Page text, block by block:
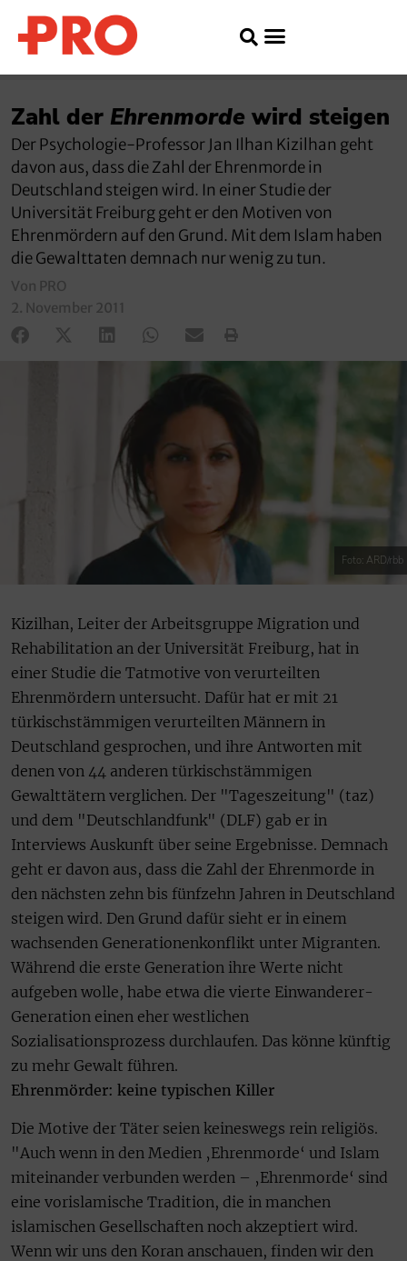
Zahl der Ehrenmorde wird steigen
Der Psychologie-Professor Jan Ilhan Kizilhan geht
davon aus, dass die Zahl der Ehrenmorde in
Deutschland steigen wird. In einer Studie der
Universität Freiburg geht er den Motiven von
Ehrenmördern auf den Grund. Mit dem Islam haben
die Gewalttaten demnach nur wenig zu tun.
Von PRO
2. November 2011
Foto: ARD/rbb
Kizilhan, Leiter der Arbeitsgruppe Migration und
Rehabilitation an der Universität Freiburg, hat in
einer Studie die Tatmotive von verurteilten
Ehrenmördern untersucht. Dafür hat er mit 21
türkischstämmigen verurteilten Männern in
Deutschland gesprochen, und ihre Antworten mit
denen von 44 anderen türkischstämmigen
Gewalttätern verglichen. Der "Tageszeitung" (taz)
und dem "Deutschlandfunk" (DLF) gab er in
Interviews Auskunft über seine Ergebnisse. Demnach
geht er davon aus, dass die Zahl der Ehrenmorde in
den nächsten zehn bis fünfzehn Jahren in Deutschland
steigen wird. Den Grund dafür sieht er in einem
wachsenden Generationenkonflikt unter Migranten.
Während die erste Generation ihre Werte nicht
aufgeben wolle, habe etwa die vierte Einwanderer-
Generation einen eher westlichen
Sozialisationsprozess durchlaufen. Das könne künftig
zu mehr Gewalt führen.
Ehrenmörder: keine typischen Killer
Die Motive der Täter seien keineswegs rein religiös.
"Auch wenn in den Medien ‚Ehrenmorde‘ und Islam
miteinander verbunden werden – ‚Ehrenmorde‘ sind
eine vorislamische Tradition, die in manchen
islamischen Gesellschaften noch akzeptiert wird.
Wenn wir uns den Koran anschauen, finden wir den